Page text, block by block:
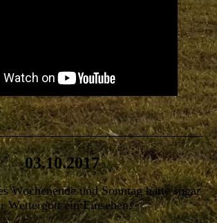
03.10.2017
Wochenende und Sonntag hatte sogar
Wettergott ein Einsehen.